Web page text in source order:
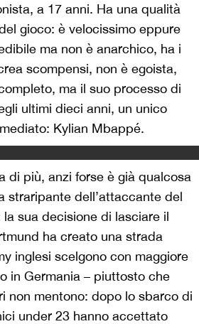
a 17 anni. Ha una qualità
gioco: è velocissimo eppure
ma non è anarchico, ha i
scompensi, non è egoista,
ma il suo processo di
ultimi dieci anni, un unico
Kylian Mbappé.
di più, anzi forse è già qualcosa
straripante dell’attaccante del
sua decisione di lasciare il
ha creato una strada
inglesi scelgono con maggiore
in Germania – piuttosto che
non mentono: dopo lo sbarco di
under 23 hanno accettato